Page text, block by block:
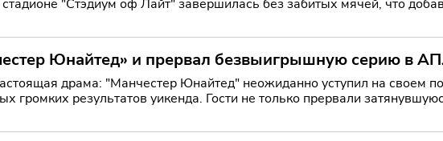
"Стэдиум оф Лайт" завершилась без забитых мячей, что
Юнайтед» и прервал безвыигрышную серию в
драма: "Манчестер Юнайтед" неожиданно уступил на своем
громких результатов уикенда. Гости не только прервали